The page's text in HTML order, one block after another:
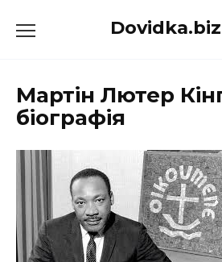
до
Мартін Лютер
біографія